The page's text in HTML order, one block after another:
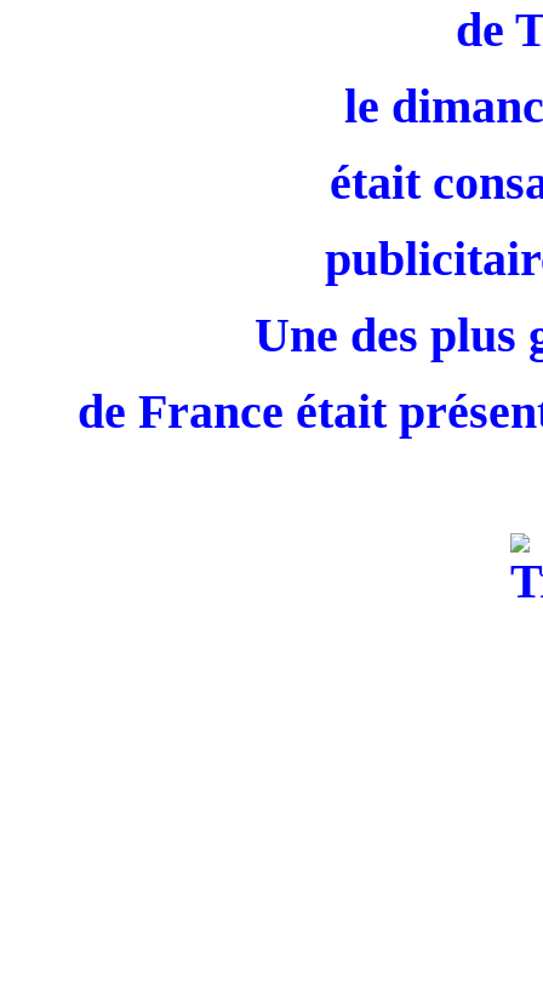
de
le
était
Une des plus
de France était